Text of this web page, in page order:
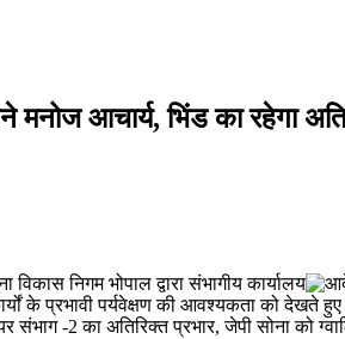
मनोज आचार्य, भिंड का रहेगा
निगम भोपाल द्वारा संभागीय कार्यालय
के प्रभावी पर्यवेक्षण की आवश्यकता को देखते
संभाग -2 का अतिरिक्त प्रभार, जेपी सोना